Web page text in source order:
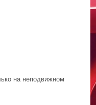
на неподвижном